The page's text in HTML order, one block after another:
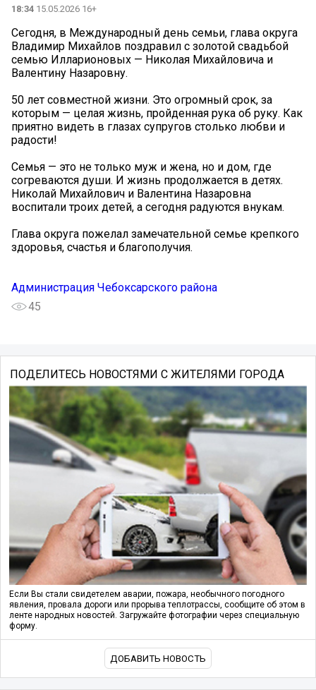
18:34 15.05.2026 16+
Сегодня, в Международный день семьи, глава округа
Владимир Михайлов поздравил с золотой свадьбой
семью Илларионовых — Николая Михайловича и
Валентину Назаровну.
50 лет совместной жизни. Это огромный срок, за
которым — целая жизнь, пройденная рука об руку. Как
приятно видеть в глазах супругов столько любви и
радости!
Семья — это не только муж и жена, но и дом, где
согреваются души. И жизнь продолжается в детях.
Николай Михайлович и Валентина Назаровна
воспитали троих детей, а сегодня радуются внукам.
Глава округа пожелал замечательной семье крепкого
здоровья, счастья и благополучия.
Администрация Чебоксарского района
45
ПОДЕЛИТЕСЬ НОВОСТЯМИ С ЖИТЕЛЯМИ ГОРОДА
Если Вы стали свидетелем аварии, пожара, необычного погодного
явления, провала дороги или прорыва теплотрассы, сообщите об этом в
ленте народных новостей. Загружайте фотографии через специальную
форму.
ДОБАВИТЬ НОВОСТЬ